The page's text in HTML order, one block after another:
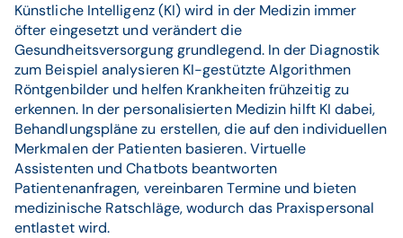
Künstliche Intelligenz (KI) wird in der Medizin immer
öfter eingesetzt und verändert die
Gesundheitsversorgung grundlegend. In der Diagnostik
zum Beispiel analysieren KI-gestützte Algorithmen
Röntgenbilder und helfen Krankheiten frühzeitig zu
erkennen. In der personalisierten Medizin hilft KI dabei,
Behandlungspläne zu erstellen, die auf den individuellen
Merkmalen der Patienten basieren. Virtuelle
Assistenten und Chatbots beantworten
Patientenanfragen, vereinbaren Termine und bieten
medizinische Ratschläge, wodurch das Praxispersonal
entlastet wird.